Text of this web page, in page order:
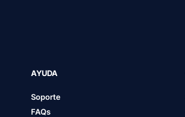
AYUDA
Soporte
FAQs